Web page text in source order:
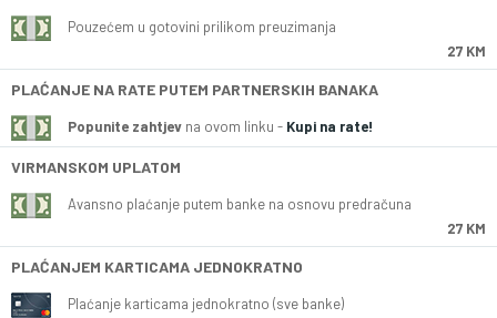
Pouzećem u gotovini prilikom preuzimanja
27 KM
PLAĆANJE NA RATE PUTEM PARTNERSKIH BANAKA
Popunite zahtjev na ovom linku - Kupi na rate!
VIRMANSKOM UPLATOM
Avansno plaćanje putem banke na osnovu predračuna
27 KM
PLAĆANJEM KARTICAMA JEDNOKRATNO
Plaćanje karticama jednokratno (sve banke)